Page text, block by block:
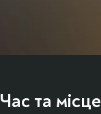
Час та місце